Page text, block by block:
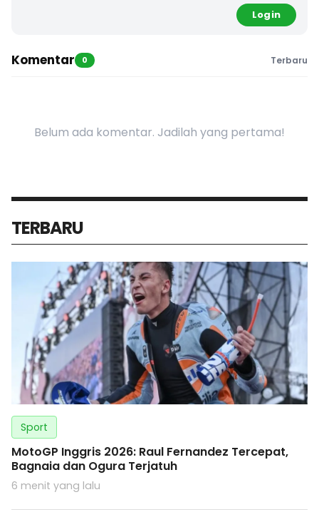
Login
Komentar 0 Terbaru
Belum ada komentar. Jadilah yang pertama!
TERBARU
Sport
MotoGP Inggris 2026: Raul Fernandez Tercepat,
Bagnaia dan Ogura Terjatuh
6 menit yang lalu